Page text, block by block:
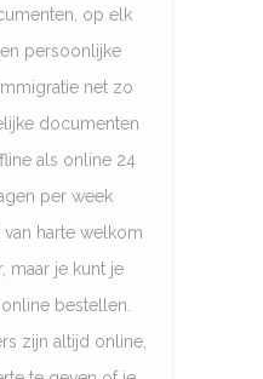
op elk
persoonlijke
net zo
documenten
als online 24
per week
van harte welkom
maar je kunt je
bestellen.
zijn altijd online,